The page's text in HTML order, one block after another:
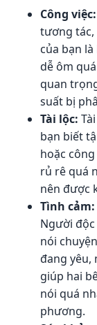
Công việc:
tương tác,
của bạn
dễ ôm
quan
suất bị
Tài lộc:
bạn biết
hoặc
rủ rê quá
nên được
Tình cảm:
Người
nói
đang yêu,
giúp hai
nói quá
phương.